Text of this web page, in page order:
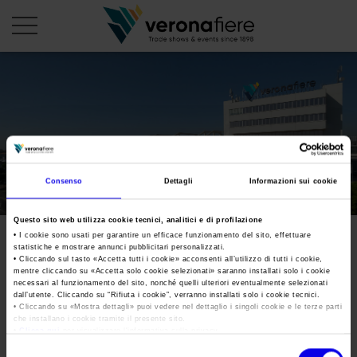
Consenso Dettagli Informazioni sui cookie
Questo sito web utilizza cookie tecnici, analitici e di profilazione
• I cookie sono usati per garantire un efficace funzionamento del sito, effettuare
statistiche e mostrare annunci pubblicitari personalizzati.
• Cliccando sul tasto «Accetta tutti i cookie» acconsenti all’utilizzo di tutti i cookie,
mentre cliccando su «Accetta solo cookie selezionati» saranno installati solo i cookie
necessari al funzionamento del sito, nonché quelli ulteriori eventualmente selezionati
dall’utente. Cliccando su “ Rifiuta i cookie”, verranno installati solo i cookie tecnici.
• Cliccando su «Mostra dettagli» puoi vedere nel dettaglio i singoli cookie e le terze parti
che installano i cookie tramite il presente sito.
it
PROFILO AZIENDALE
Consiglio di Amministrazione
Collegio Sindacale
Struttura organizzativa
Gruppo Veronafiere
Network internazionale
Calendario Italia 2026
Calendario Estero 2026
Calendario Italia 2027 – Primo semestre
Calendario Estero 2027 – Primo semestre
I nostri prodotti in Italia
ORGANIZZA DA NOI
Organizza una Fiera
Mappa e Servizi in quartiere
Una fiera, la sua città. Perché Verona
AREA STAMPA
Cartella stampa
Comunicati Stampa
Home
Info e servizi